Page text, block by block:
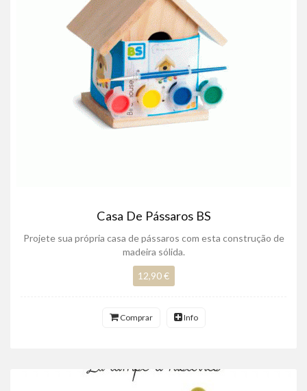
Casa De Pássaros BS
Projete sua própria casa de pássaros com esta construção de
madeira sólida.
12,90 €
Comprar Info